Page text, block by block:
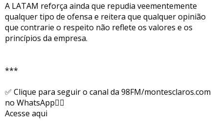
A LATAM reforça ainda que repudia veementemente
qualquer tipo de ofensa e reitera que qualquer opinião
que contrarie o respeito não reflete os valores e os
princípios da empresa.
***
✅ Clique para seguir o canal da 98FM/montesclaros.com
no WhatsApp👇🏻
Acesse aqui